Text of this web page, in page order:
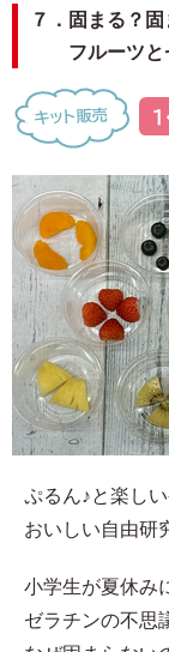
７．固まる？
フルーツとゼ
ぷるん♪と楽し
おいしい自由研
小学生が夏休み
ゼラチンの不思